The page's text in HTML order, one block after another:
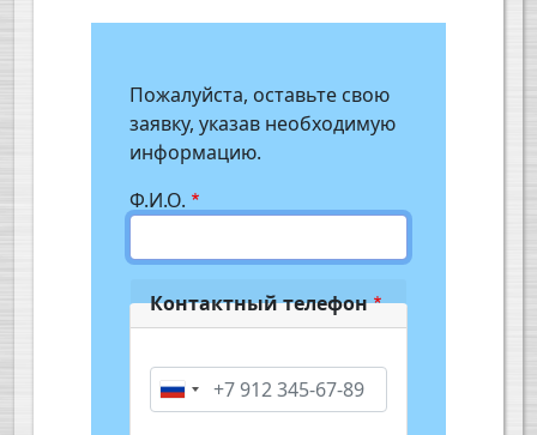
Пожалуйста, оставьте свою
заявку, указав необходимую
информацию.
Ф.И.О.
Контактный телефон
Phone